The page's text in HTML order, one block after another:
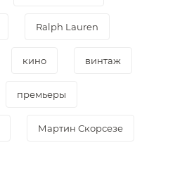
Ralph Lauren
кино винтаж
премьеры
Мартин Скорсезе